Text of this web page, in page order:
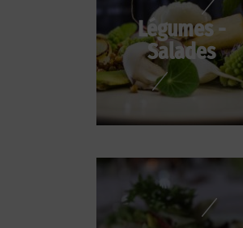
Légumes -
Salades